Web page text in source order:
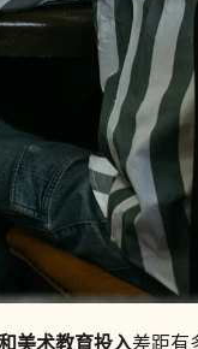
美术教育投入差距有